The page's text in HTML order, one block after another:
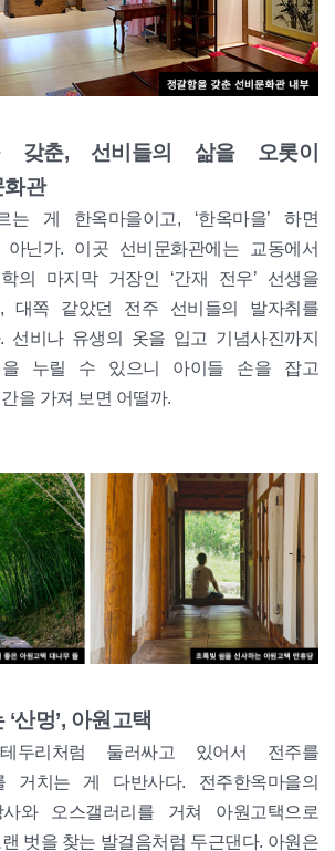
갖춘, 선비들의 삶을 오롯이
화관
는 게 한옥마을이고, ‘한옥마을’ 하면
닌가. 이곳 선비문화관에는 교동에서
의 마지막 거장인 ‘간재 전우’ 선생을
대쪽 같았던 전주 선비들의 발자취를
선비나 유생의 옷을 입고 기념사진까지
을 누릴 수 있으니 아이들 손을 잡고
을 가져 보면 어떨까.
산멍’, 아원고택
두리처럼 둘러싸고 있어서 전주를
거치는 게 다반사다. 전주한옥마을의
와 오스갤러리를 거쳐 아원고택으로
벗을 찾는 발걸음처럼 두근댄다. 아원은